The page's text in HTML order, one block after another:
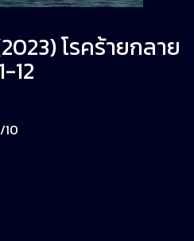
โรคร้ายกลาย
12
10